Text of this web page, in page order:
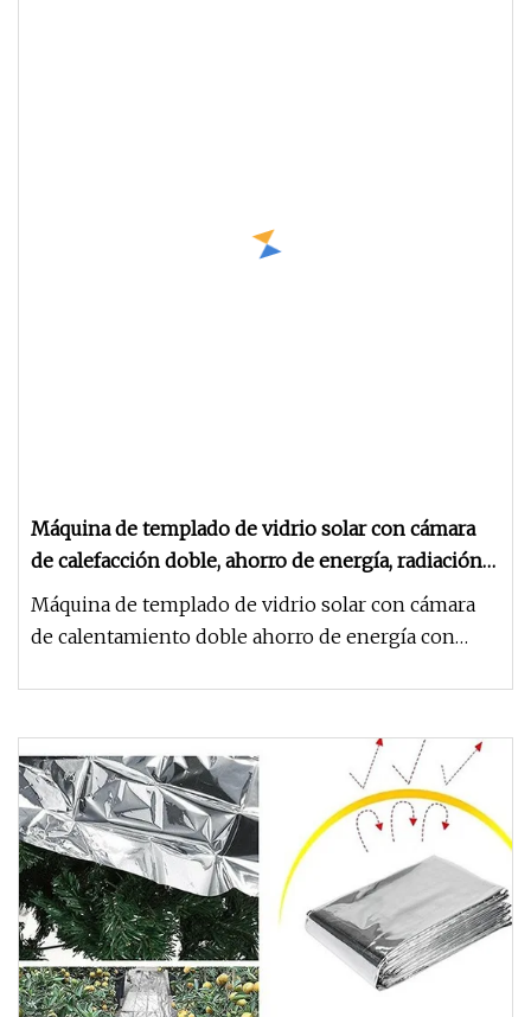
Máquina de templado de vidrio solar con cámara
de calefacción doble, ahorro de energía, radiación
eléctrica Timbery
Máquina de templado de vidrio solar con cámara
de calentamiento doble ahorro de energía con